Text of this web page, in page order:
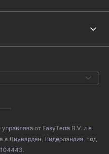
от EasyTerra B.V. и е
в Лиуварден, Нидерландия, под